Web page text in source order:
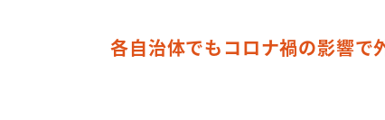
各自治体でもコロナ禍の影響で